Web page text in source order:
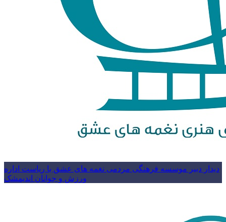
دیدار دبیر موسسه فرهنگی مردمی نغمه های عشق با ریاست اداره
ورزش و جوانان اندیمشک